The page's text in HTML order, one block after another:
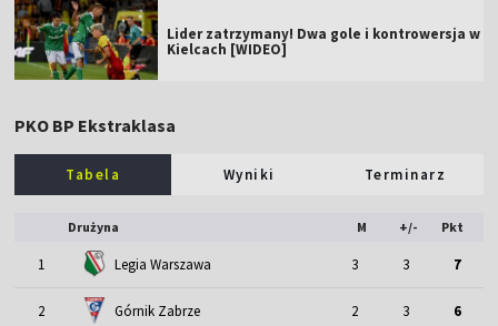
Lider zatrzymany! Dwa gole i kontrowersja w
Kielcach [WIDEO]
PKO BP Ekstraklasa
Tabela Wyniki Terminarz
Drużyna M +/- Pkt
1 Legia Warszawa 3 3 7
2 Górnik Zabrze 2 3 6